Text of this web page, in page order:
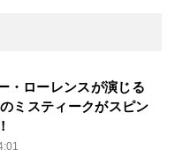
・ローレンスが演じる
のミスティークがスピン